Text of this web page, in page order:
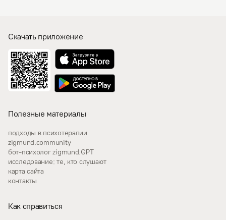
Скачать приложение
Полезные материалы
подходы в психотерапии
zigmund.community
бот-психолог zigmund.GPT
исследование: те, кто слушают
карта сайта
контакты
Как справиться